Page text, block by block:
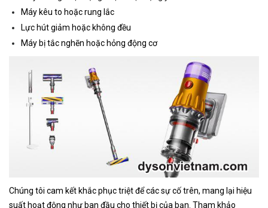
Máy kêu to hoặc rung lắc
Lực hút giảm hoặc không đều
Máy bị tắc nghẽn hoặc hỏng động cơ
Chúng tôi cam kết khắc phục triệt để các sự cố trên, mang lại hiệu
suất hoạt động như ban đầu cho thiết bị của bạn. Tham khảo